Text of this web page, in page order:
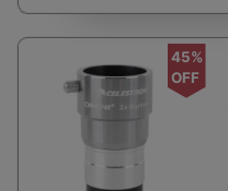
45%
OFF